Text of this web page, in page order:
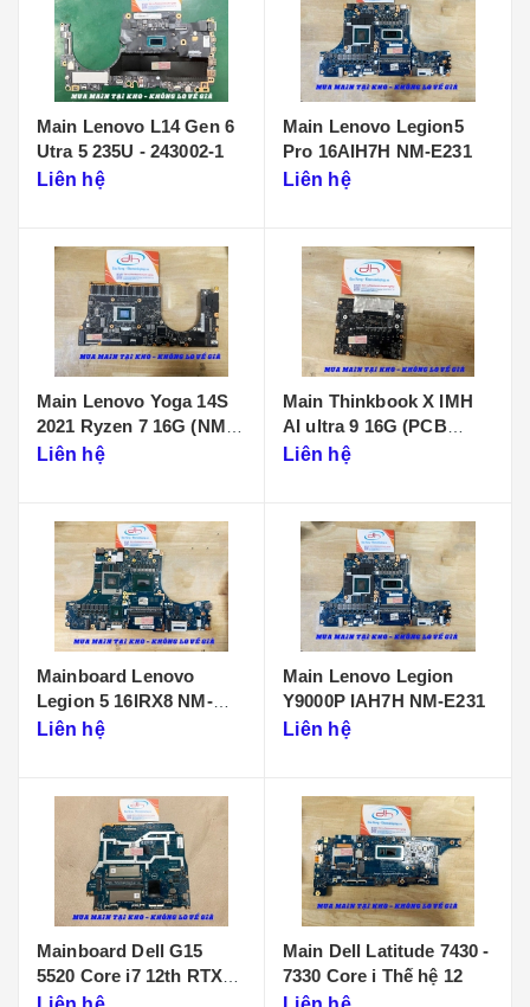
Main Lenovo L14 Gen 6
Utra 5 235U - 243002-1
Liên hệ
Main Lenovo Legion5
Pro 16AIH7H NM-E231
Liên hệ
Main Lenovo Yoga 14S
2021 Ryzen 7 16G (NM-
D431)
Liên hệ
Main Thinkbook X IMH
AI ultra 9 16G (PCB
KB340 NMF641)
Liên hệ
Mainboard Lenovo
Legion 5 16IRX8 NM-
F901
Liên hệ
Main Lenovo Legion
Y9000P IAH7H NM-E231
Liên hệ
Mainboard Dell G15
5520 Core i7 12th RTX
3050 LA-655P
Main Dell Latitude 7430 -
7330 Core i Thế hệ 12